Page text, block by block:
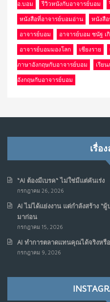
อ.บอม รีวิวหนังกับอาจารย์บอม
หนังสือที่อาจารย์บอมอ่าน หนังสื
อาจารย์บอม อาจารย์บอม ชนัฐ เ
อาจารย์บอมมองโลก เชียงราย
ภาษาอังกฤษกับอาจารย์บอม เรีย
อังกฤษกับอาจารย์บอม
เรื่อ
“AI ต้องมีเบรค“ ไม่ใช่มีแต่คันเร่ง
กรกฎาคม 26, 2026
AI ไม่ได้แย่งงาน แต่กำลังสร้าง “
มาก่อน
กรกฎาคม 15, 2026
AI ทำการตลาดแทนคุณได้จริงหรื
กรกฎาคม 9, 2026